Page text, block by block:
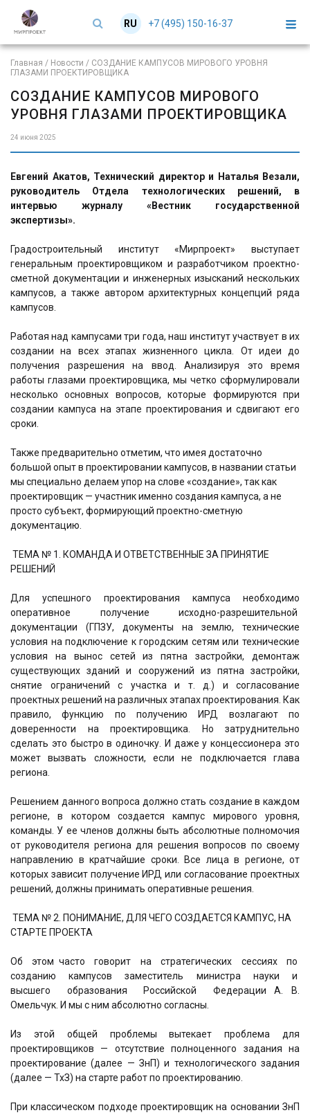
EN
RU +7 (495) 150-16-37
Главная / Новости / СОЗДАНИЕ КАМПУСОВ МИРОВОГО УРОВНЯ
ГЛАЗАМИ ПРОЕКТИРОВЩИКА
СОЗДАНИЕ КАМПУСОВ МИРОВОГО
УРОВНЯ ГЛАЗАМИ ПРОЕКТИРОВЩИКА
24 июня 2025
Евгений Акатов, Технический директор и Наталья Везали,
руководитель Отдела технологических решений, в
интервью журналу «Вестник государственной
экспертизы».
Градостроительный институт «Мирпроект» выступает
генеральным проектировщиком и разработчиком проектно-
сметной документации и инженерных изысканий нескольких
кампусов, а также автором архитектурных концепций ряда
кампусов.
Работая над кампусами три года, наш институт участвует в их
создании на всех этапах жизненного цикла. От идеи до
получения разрешения на ввод. Анализируя это время
работы глазами проектировщика, мы четко сформулировали
несколько основных вопросов, которые формируются при
создании кампуса на этапе проектирования и сдвигают его
сроки.
Также предварительно отметим, что имея достаточно
большой опыт в проектировании кампусов, в названии статьи
мы специально делаем упор на слове «создание», так как
проектировщик — участник именно создания кампуса, а не
просто субъект, формирующий проектно-сметную
документацию.
ТЕМА № 1. КОМАНДА И ОТВЕТСТВЕННЫЕ ЗА ПРИНЯТИЕ
РЕШЕНИЙ
Для успешного проектирования кампуса необходимо
оперативное получение исходно-разрешительной
документации (ГПЗУ, документы на землю, технические
условия на подключение к городским сетям или технические
условия на вынос сетей из пятна застройки, демонтаж
существующих зданий и сооружений из пятна застройки,
снятие ограничений с участка и т. д.) и согласование
проектных решений на различных этапах проектирования. Как
правило, функцию по получению ИРД возлагают по
доверенности на проектировщика. Но затруднительно
сделать это быстро в одиночку. И даже у концессионера это
может вызвать сложности, если не подключается глава
региона.
Решением данного вопроса должно стать создание в каждом
регионе, в котором создается кампус мирового уровня,
команды. У ее членов должны быть абсолютные полномочия
от руководителя региона для решения вопросов по своему
направлению в кратчайшие сроки. Все лица в регионе, от
которых зависит получение ИРД или согласование проектных
решений, должны принимать оперативные решения.
ТЕМА № 2. ПОНИМАНИЕ, ДЛЯ ЧЕГО СОЗДАЕТСЯ КАМПУС, НА
СТАРТЕ ПРОЕКТА
Об этом часто говорит на стратегических сессиях по
созданию кампусов заместитель министра науки и
высшего образования Российской Федерации А. В.
Омельчук. И мы с ним абсолютно согласны.
Из этой общей проблемы вытекает проблема для
проектировщиков — отсутствие полноценного задания на
проектирование (далее — ЗнП) и технологического задания
(далее — ТхЗ) на старте работ по проектированию.
При классическом подходе проектировщик на основании ЗнП